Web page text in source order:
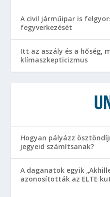
A civil járműipar is
fegyverkezését
Itt az aszály és a hőség,
klímaszkepticizmus
Hogyan pályázz
jegyeid számítsanak?
A daganatok egyik
azonosították az ELTE